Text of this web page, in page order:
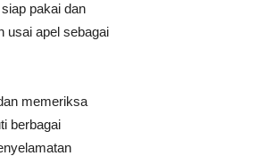
pakai dan
usai apel sebagai
memeriksa
berbagai